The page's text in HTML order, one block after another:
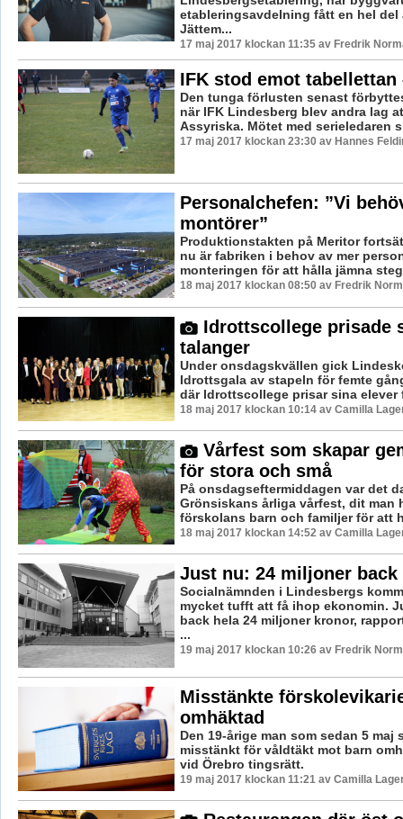
etableringsavdelning fått en hel del
Jättem...
17 maj 2017 klockan 11:35 av Fredrik
IFK stod emot tabellettan
Den tunga förlusten senast
när IFK Lindesberg blev andra lag
Assyriska. Mötet med serieledaren
17 maj 2017 klockan 23:30 av Hannes
Personalchefen: ”Vi
montörer”
Produktionstakten på Meritor
nu är fabriken i behov av mer
monteringen för att hålla jämna
18 maj 2017 klockan 08:50 av Fredrik
Idrottscollege prisade
talanger
Under onsdagskvällen gick
Idrottsgala av stapeln för femte
där Idrottscollege prisar sina elever
18 maj 2017 klockan 10:14 av Camilla
Vårfest som skapar
för stora och små
På onsdagseftermiddagen var det
Grönsiskans årliga vårfest, dit man
förskolans barn och familjer för att
18 maj 2017 klockan 14:52 av Camilla
Just nu: 24 miljoner back
Socialnämnden i Lindesbergs
mycket tufft att få ihop ekonomin.
back hela 24 miljoner kronor,
...
19 maj 2017 klockan 10:26 av Fredrik
Misstänkte
omhäktad
Den 19-årige man som sedan 5 maj
misstänkt för våldtäkt mot barn
vid Örebro tingsrätt.
19 maj 2017 klockan 11:21 av Camilla